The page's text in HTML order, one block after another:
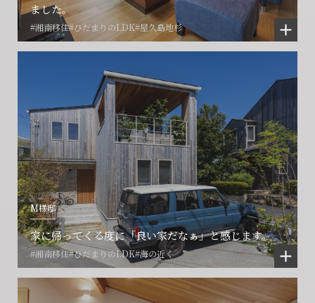
ました。
#湘南移住#ひだまりのLDK#屋久島地杉
M様邸
家に帰ってくる度に「良い家だなぁ」と感じます。
#湘南移住#ひだまりのLDK#海の近く